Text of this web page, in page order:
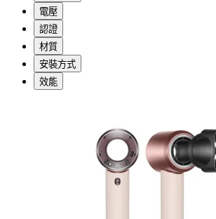
電壓
認證
材質
安裝方式
效能